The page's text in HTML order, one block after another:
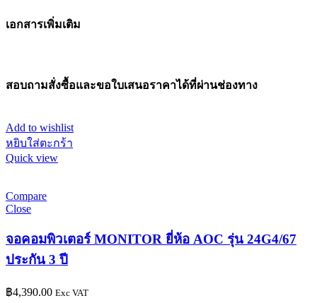
เอกสารเพิ่มเติม
สอบถามสั่งซื้อและขอใบเสนอราคาได้ที่ผ่านช่องทาง
Add to wishlist
หยิบใส่ตะกร้า
Quick view
Compare
Close
จอคอมพิวเตอร์ MONITOR ยี่ห้อ AOC รุ่น 24G4/67
ประกัน 3 ปี
฿4,390.00 Exc VAT